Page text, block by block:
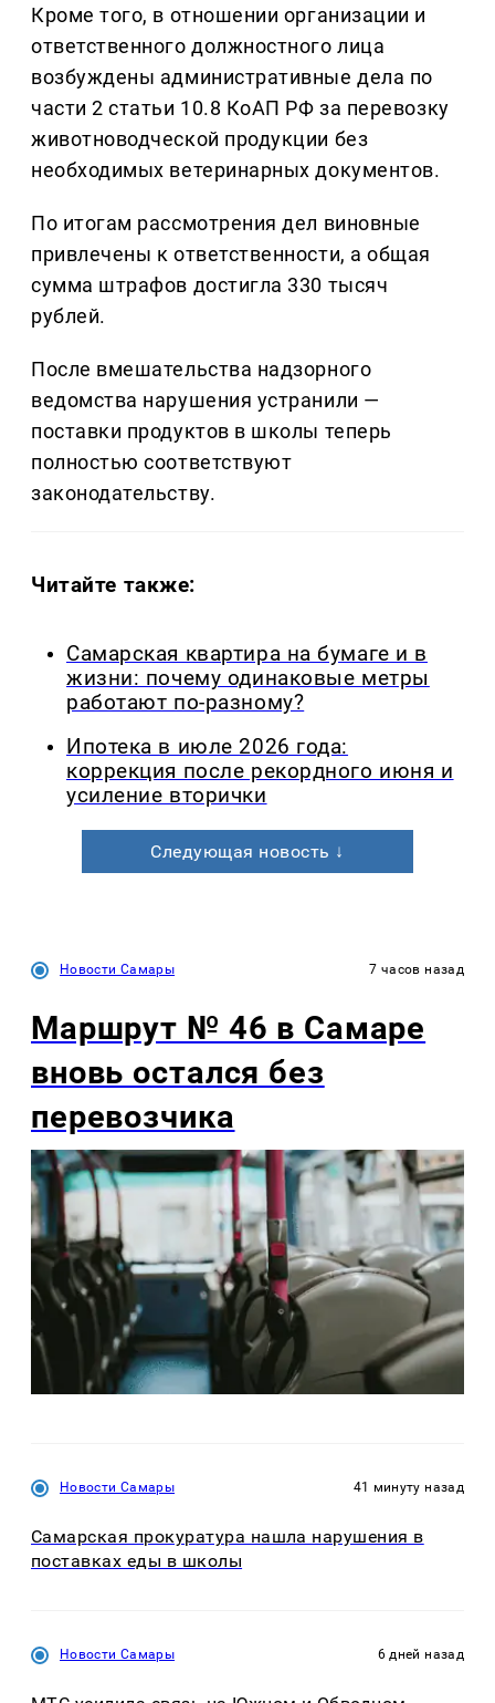
Кроме того, в отношении организации и
ответственного должностного лица
возбуждены административные дела по
части 2 статьи 10.8 КоАП РФ за перевозку
животноводческой продукции без
необходимых ветеринарных документов.
По итогам рассмотрения дел виновные
привлечены к ответственности, а общая
сумма штрафов достигла 330 тысяч
рублей.
После вмешательства надзорного
ведомства нарушения устранили —
поставки продуктов в школы теперь
полностью соответствуют
законодательству.
Читайте также:
Самарская квартира на бумаге и в
жизни: почему одинаковые метры
работают по-разному?
Ипотека в июле 2026 года:
коррекция после рекордного июня и
усиление вторички
Следующая новость ↓
Новости Самары 7 часов назад
Маршрут № 46 в Самаре
вновь остался без
перевозчика
Новости Самары 41 минуту назад
Самарская прокуратура нашла нарушения в
поставках еды в школы
Новости Самары 6 дней назад